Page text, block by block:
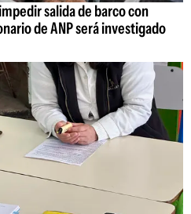
salida de barco con
de ANP será investigado